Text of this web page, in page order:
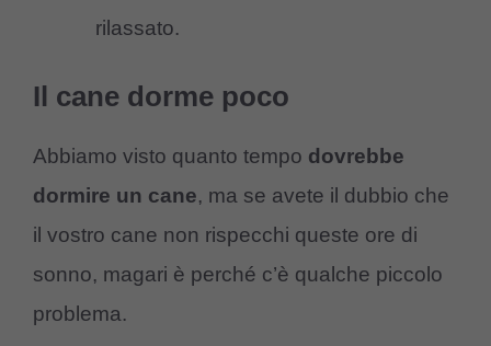
rilassato.
Il cane dorme poco
Abbiamo visto quanto tempo dovrebbe
dormire un cane, ma se avete il dubbio che
il vostro cane non rispecchi queste ore di
sonno, magari è perché c’è qualche piccolo
problema.